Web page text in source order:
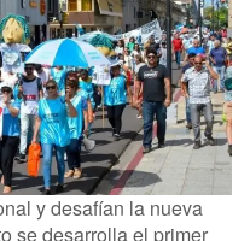
y desafían la nueva
se desarrolla el primer